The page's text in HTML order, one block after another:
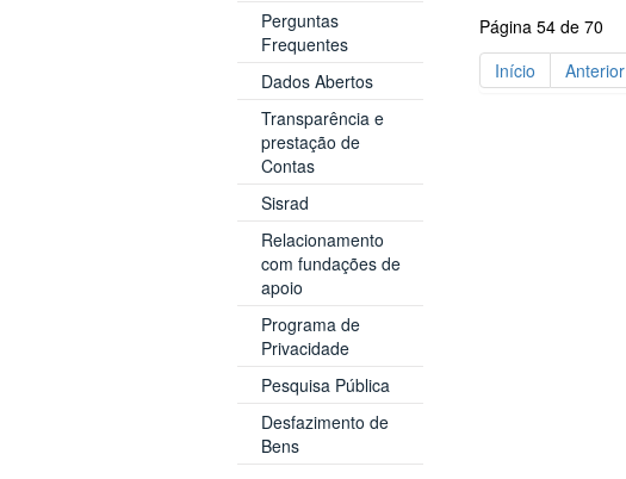
Perguntas
Frequentes
Dados Abertos
Transparência e
prestação de
Contas
Sisrad
Relacionamento
com fundações de
apoio
Programa de
Privacidade
Pesquisa Pública
Desfazimento de
Bens
Página 54 de 70
Início
Anterior